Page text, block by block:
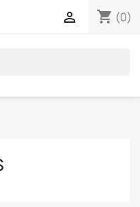
shopping_cart (0)
